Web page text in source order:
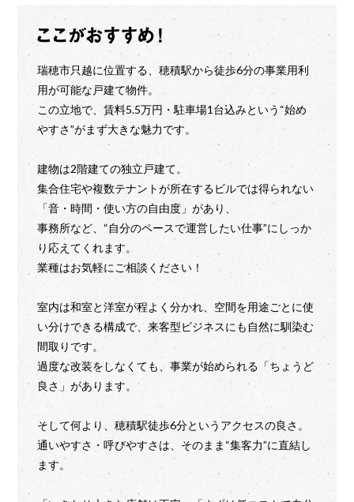
瑞穂市只越に位置する、穂積駅から徒歩6分の事業用利
用が可能な戸建て物件。
この立地で、賃料5.5万円・駐車場1台込みという“始め
やすさ”がまず大きな魅力です。
建物は2階建ての独立戸建て。
集合住宅や複数テナントが所在するビルでは得られない
「音・時間・使い方の自由度」があり、
事務所など、“自分のペースで運営したい仕事”にしっか
り応えてくれます。
業種はお気軽にご相談ください！
室内は和室と洋室が程よく分かれ、空間を用途ごとに使
い分けできる構成で、来客型ビジネスにも自然に馴染む
間取りです。
過度な改装をしなくても、事業が始められる「ちょうど
良さ」があります。
そして何より、穂積駅徒歩6分というアクセスの良さ。
通いやすさ・呼びやすさは、そのまま“集客力”に直結し
ます。